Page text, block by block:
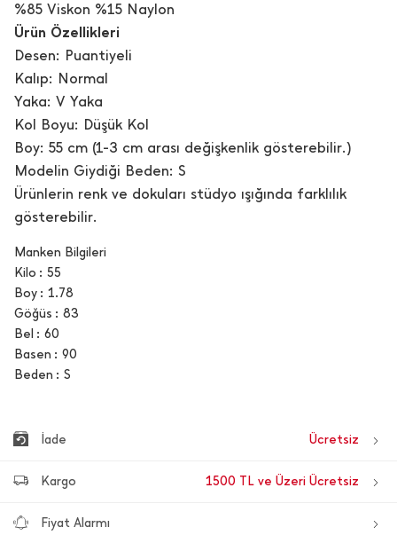
%85 Viskon %15 Naylon
Ürün Özellikleri
Desen: Puantiyeli
Kalıp: Normal
Yaka: V Yaka
Kol Boyu: Düşük Kol
Boy: 55 cm (1-3 cm arası değişkenlik gösterebilir.)
Modelin Giydiği Beden: S
Ürünlerin renk ve dokuları stüdyo ışığında farklılık
gösterebilir.
Manken Bilgileri
Kilo
55
Boy
1.78
Göğüs
83
Bel
60
Basen
90
Beden
S
İade Ücretsiz
Kargo 1500 TL ve Üzeri Ücretsiz
Fiyat Alarmı